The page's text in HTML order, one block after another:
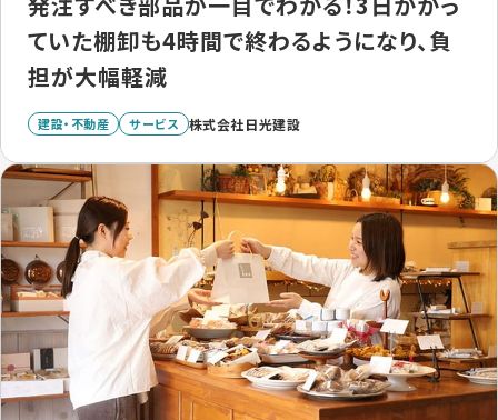
ていた棚卸も4時間で終わるようになり、負
担が大幅軽減
建設・不動産 サービス 株式会社日光建設